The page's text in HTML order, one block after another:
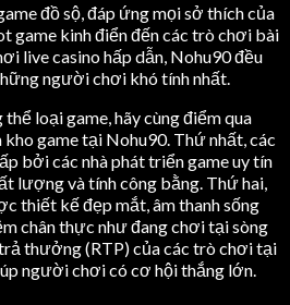
đồ sộ, đáp ứng mọi sở thích của
game kinh điển đến các trò chơi bài
live casino hấp dẫn, Nohu90 đều
người chơi khó tính nhất.
loại game, hãy cùng điểm qua
game tại Nohu90. Thứ nhất, các
bởi các nhà phát triển game uy tín
lượng và tính công bằng. Thứ hai,
thiết kế đẹp mắt, âm thanh sống
chân thực như đang chơi tại sòng
thưởng (RTP) của các trò chơi tại
người chơi có cơ hội thắng lớn.